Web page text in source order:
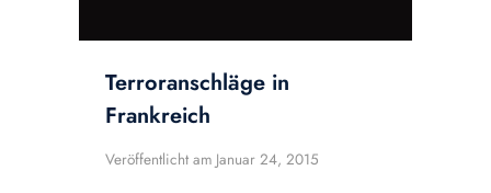
Terroranschläge in
Frankreich
Veröffentlicht am Januar 24, 2015